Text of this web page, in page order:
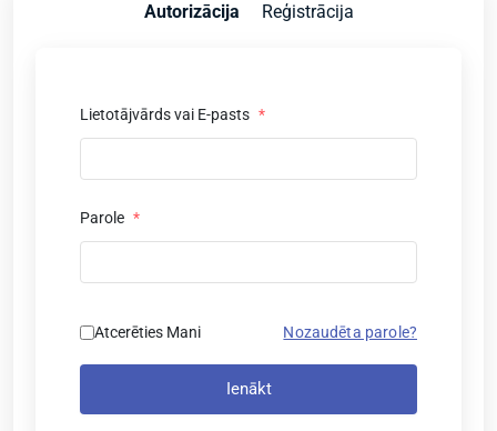
Autorizācija Reģistrācija
Lietotājvārds vai E-pasts *
Parole *
Atcerēties Mani Nozaudēta parole?
Ienākt